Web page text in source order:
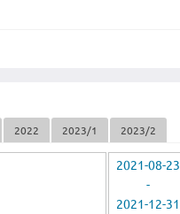
2022 2023/1 2023/2
2021-08-23
-
2021-12-31